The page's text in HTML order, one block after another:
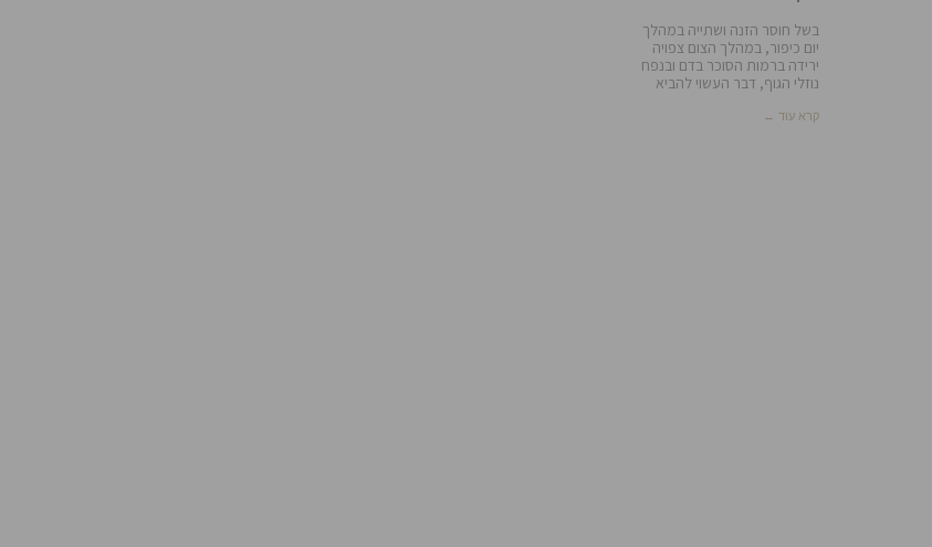
בשל חוסר הזנה ושתייה במהלך
יום כיפור, במהלך הצום צפויה
ירידה ברמות הסוכר בדם ובנפח
נוזלי הגוף, דבר העשוי להביא
קרא עוד ←